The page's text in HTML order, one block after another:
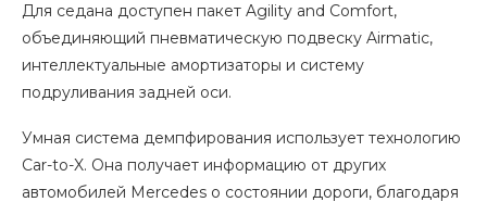
Для седана доступен пакет Agility and Comfort,
объединяющий пневматическую подвеску Airmatic,
интеллектуальные амортизаторы и систему
подруливания задней оси.
Умная система демпфирования использует технологию
Car-to-X. Она получает информацию от других
автомобилей Mercedes о состоянии дороги, благодаря